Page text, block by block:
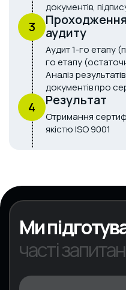
документів,
3
аудиту
Аудит 1-го етапу
го етапу
Аналіз
документів про
4 Результат
Отримання
якістю ISO 9001
Ми
часті